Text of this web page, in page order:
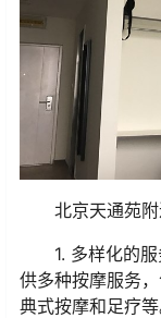
北京天通苑
1. 多样化的
供多种按摩服务
典式按摩和足疗